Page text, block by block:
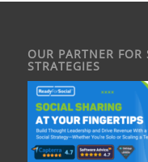
OUR PARTNER
STRATEGIES